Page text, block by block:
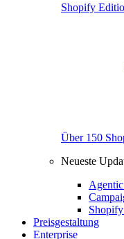
Shopify
Über 150
Neueste
Preisgestaltung
Enterprise